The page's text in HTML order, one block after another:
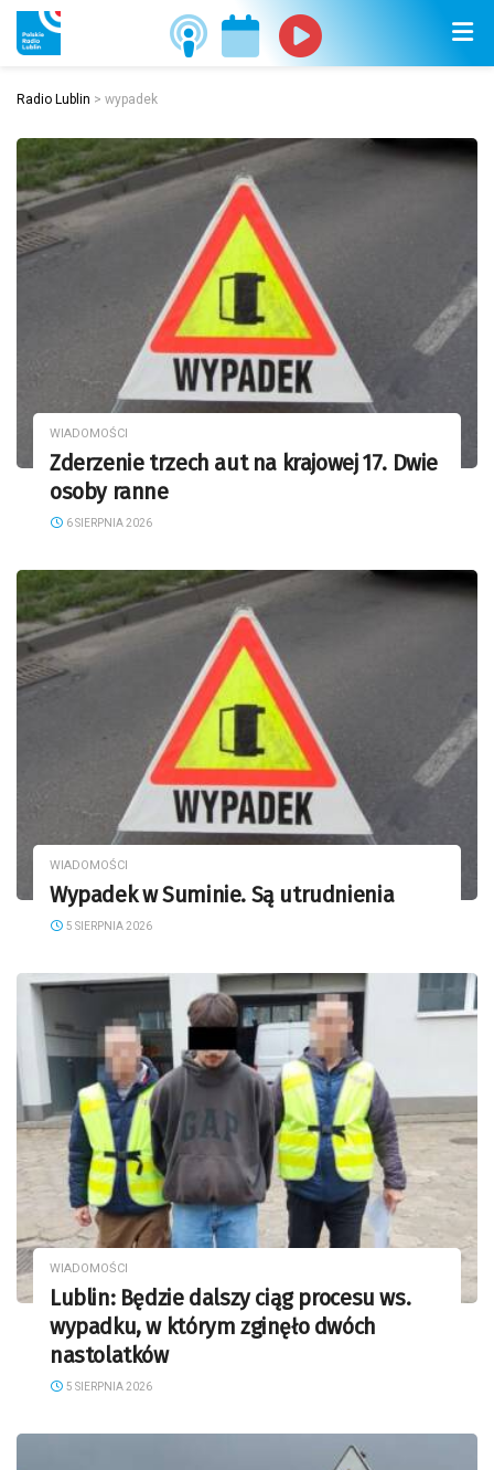
Radio Lublin > wypadek
WIADOMOŚCI
Zderzenie trzech aut na krajowej 17. Dwie
osoby ranne
6 SIERPNIA 2026
WIADOMOŚCI
Wypadek w Suminie. Są utrudnienia
5 SIERPNIA 2026
WIADOMOŚCI
Lublin: Będzie dalszy ciąg procesu ws.
wypadku, w którym zginęło dwóch
nastolatków
5 SIERPNIA 2026